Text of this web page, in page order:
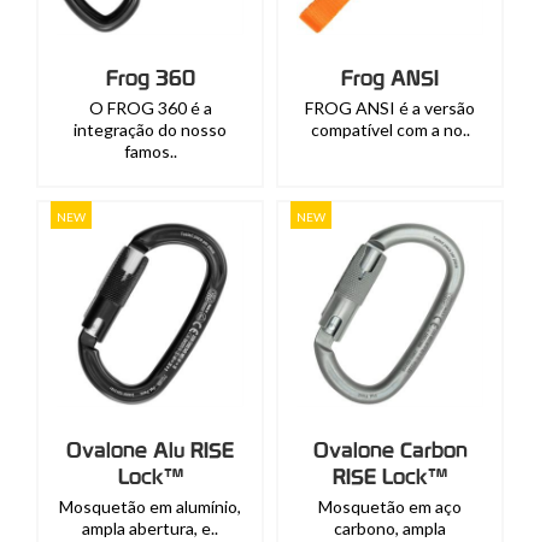
Frog 360
O FROG 360 é a
integração do nosso
famos..
Frog ANSI
FROG ANSI é a versão
compatível com a no..
NEW
Ovalone Alu RISE
Lock™
Mosquetão em alumínio,
ampla abertura, e..
NEW
Ovalone Carbon
RISE Lock™
Mosquetão em aço
carbono, ampla